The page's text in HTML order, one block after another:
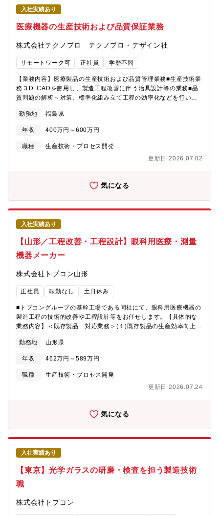
入社実績あり
医療機器の生産技術および品質保証業務
株式会社テクノプロ テクノプロ・デザイン社
リモートワーク可 正社員 学歴不問
【業務内容】医療製品の生産技術および品質管理業務■生産技術業
務３DｰCADを使用し、製造工程改善に伴う治具設計等の業務■品
質問題の解析～対策、標準化組み立て工程の効率化などを行いま
工程～設備導入の業務。【求める人材像】・自身で考えて推察で
きる方（過去の不具合情報などから原因を考える）。・チームで
行うため、協調性や報連相が求められます。・待ちの姿勢ではな
く能動的に行動のできる方
勤務地 福島県
年収 400万円～600万円
職種
生産技術・プロセス開発
更新日 2026.07.02
気になる
入社実績あり
【山形／工程改善・工程設計】眼科用医療・測量
機器メーカー
株式会社トプコン山形
正社員 転勤なし 土日休み
■トプコングループの基幹工場である同社にて、眼科用医療機器の
製造工程の技術的改善や工程設計等をお任せします。【具体的な
業務内容】＜既存製品 対応業務＞(１)既存製品の生産効率向上・
具合対応、トラブルシューティング対応等(３)設計変更等に伴うド
キュメントの改定作業等＜新製品 対応業務＞(１)株式会社トプコ
ンの設計・生産技術部門と協力して、新製品のライン設計、試作
対応等(２)新製品ラインで必要となる治工具の設計・製作、作業指
技術課（課長級含め10名）同 EC第二製造技術課（課長級含め
勤務地 山形県
年収 462万円～589万円
職種
生産技術・プロセス開発
更新日 2026.07.24
気になる
入社実績あり
【東京】光学ガラスの研磨・検査を担う製造技術
職
株式会社トプコン